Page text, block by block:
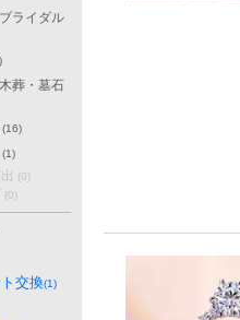
ライダル
葬・墓石
(16)
(1)
(0)
(0)
交換(1)